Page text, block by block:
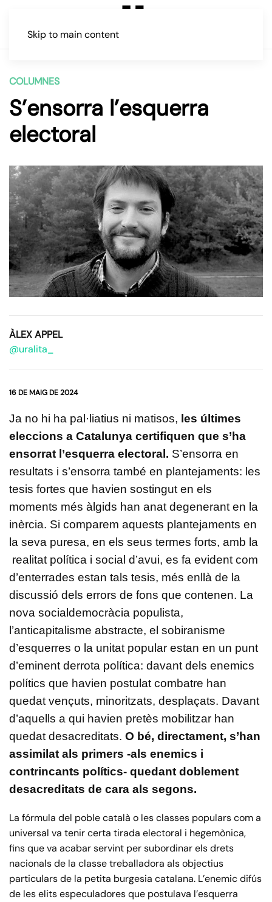
Skip to main content
COLUMNES
S’ensorra l’esquerra
electoral
ÀLEX APPEL
@uralita_
16 DE MAIG DE 2024
Ja no hi ha pal·liatius ni matisos, les últimes
eleccions a Catalunya certifiquen que s’ha
ensorrat l’esquerra electoral. S’ensorra en
resultats i s’ensorra també en plantejaments: les
tesis fortes que havien sostingut en els
moments més àlgids han anat degenerant en la
inèrcia. Si comparem aquests plantejaments en
la seva puresa, en els seus termes forts, amb la
realitat política i social d’avui, es fa evident com
d’enterrades estan tals tesis, més enllà de la
discussió dels errors de fons que contenen. La
nova socialdemocràcia populista,
l’anticapitalisme abstracte, el sobiranisme
d’esquerres o la unitat popular estan en un punt
d’eminent derrota política: davant dels enemics
polítics que havien postulat combatre han
quedat vençuts, minoritzats, desplaçats. Davant
d’aquells a qui havien pretès mobilitzar han
quedat desacreditats. O bé, directament, s’han
assimilat als primers -als enemics i
contrincants polítics- quedant doblement
desacreditats de cara als segons.
La fórmula del poble català o les classes populars com a
universal va tenir certa tirada electoral i hegemònica,
fins que va acabar servint per subordinar els drets
nacionals de la classe treballadora als objectius
particulars de la petita burgesia catalana. L’enemic difús
de les elits especuladores que postulava l’esquerra